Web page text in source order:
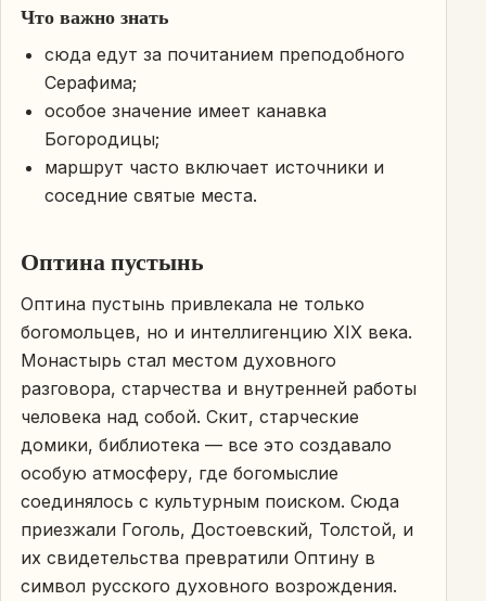
Что важно знать
сюда едут за почитанием преподобного
Серафима;
особое значение имеет канавка
Богородицы;
маршрут часто включает источники и
соседние святые места.
Оптина пустынь
Оптина пустынь привлекала не только
богомольцев, но и интеллигенцию XIX века.
Монастырь стал местом духовного
разговора, старчества и внутренней работы
человека над собой. Скит, старческие
домики, библиотека — все это создавало
особую атмосферу, где богомыслие
соединялось с культурным поиском. Сюда
приезжали Гоголь, Достоевский, Толстой, и
их свидетельства превратили Оптину в
символ русского духовного возрождения.